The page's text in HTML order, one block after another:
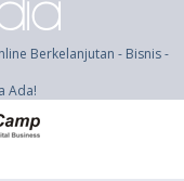
Berkelanjutan - Bisnis -
Ada!